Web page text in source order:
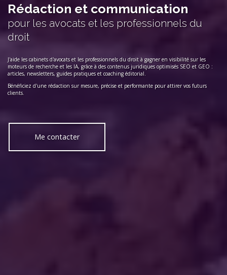
Rédaction et communication
pour les avocats et les professionnels du
droit
J'aide les cabinets d'avocats et les professionnels du droit à gagner en visibilité sur les
moteurs de recherche et les IA, grâce à des contenus juridiques optimisés SEO et GEO :
articles, newsletters, guides pratiques et coaching éditorial.
Bénéficiez d'une rédaction sur mesure, précise et performante pour attirer vos futurs
clients.
Me contacter